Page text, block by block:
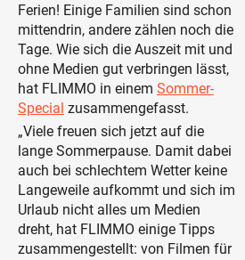
Ferien! Einige Familien sind schon
mittendrin, andere zählen noch die
Tage. Wie sich die Auszeit mit und
ohne Medien gut verbringen lässt,
hat FLIMMO in einem Sommer-
Special zusammengefasst.
„Viele freuen sich jetzt auf die
lange Sommerpause. Damit dabei
auch bei schlechtem Wetter keine
Langeweile aufkommt und sich im
Urlaub nicht alles um Medien
dreht, hat FLIMMO einige Tipps
zusammengestellt: von Filmen für